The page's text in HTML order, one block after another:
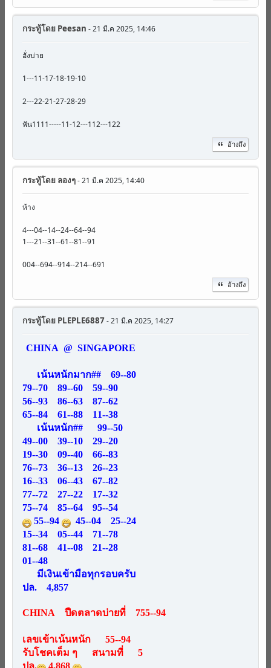
กระทู้โดย Peesan - 21 มี.ค 2025, 14:46
ฮั่งบ่าย
1---11-17-18-19-10
2---22-21-27-28-29
ฟัน1111-----11-12---112---122
อ้างถึง
กระทู้โดย ลองๆ- 21 มี.ค 2025, 14:40
ห้าง
4---04--14--24--64--94
1---21--31--61--81--91
004--694--914--214--691
อ้างถึง
กระทู้โดย PLEPLE6887- 21 มี.ค 2025, 14:27
CHINA @ SINGAPORE
เน้นหนักมาก## 69--80
79--70 89--60 59--90
56--93 86--63 87--62
65--84 61--88 11--38
เน้นหนัก## 99--50
49--00 39--10 29--20
19--30 09--40 66--83
76--73 36--13 26--23
16--33 06--43 67--82
77--72 27--22 17--32
75--74 85--64 95--54
55--94
45--04 25--24
15--34 05--44 71--78
81--68 41--08 21--28
01--48
มีเงินเข้ามือทุกรอบครับ
ปล. 4,857
CHINA ปืดตลาดบ่ายที่ 755--94
เลขเข้าเน้นหนัก 55--94
รับโชคเต็ม ๆ สนามที่ 5